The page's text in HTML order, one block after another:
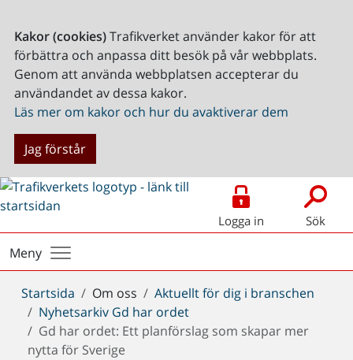
Kakor (cookies)Trafikverket använder kakor för att
förbättra och anpassa ditt besök på vår webbplats.
Genom att använda webbplatsen accepterar du
användandet av dessa kakor.
Läs mer om kakor och hur du avaktiverar dem
Jag förstår
Logga in Sök
Meny
Du
är
här:
Startsida Om oss
Aktuellt för dig i branschen
Nyhetsarkiv Gd har ordet
Gd har ordet: Ett planförslag som skapar mer
nytta för Sverige